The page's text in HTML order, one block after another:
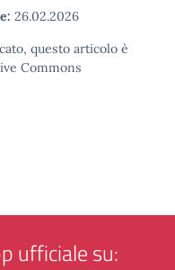
26.02.2026
questo articolo è
Commons
ufficiale su: